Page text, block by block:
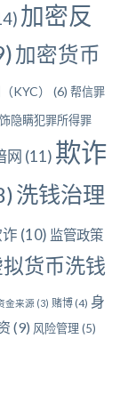
加密反
加密货币
KYC） (6) 帮信罪
隐瞒犯罪所得罪
网 (11) 欺诈
洗钱治理
(10) 监管政策
拟货币洗钱
金来源 (3) 赌博 (4) 身
(9) 风险管理(5)